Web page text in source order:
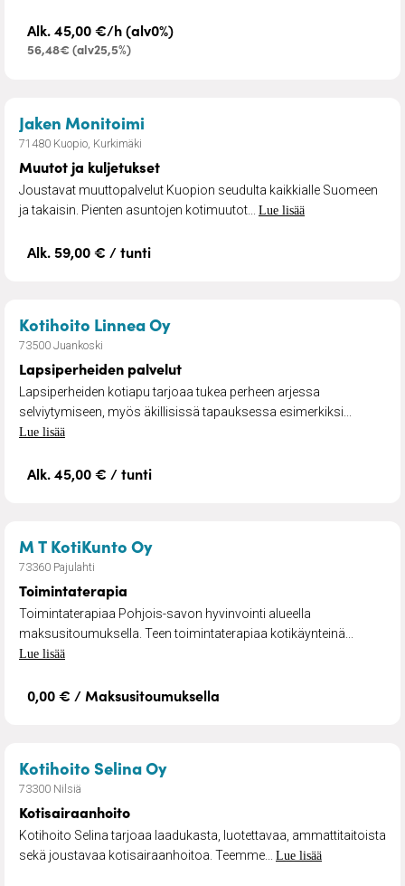
Alk. 45,00 €/h (alv0%)
56,48€ (alv25,5%)
Jaken Monitoimi
71480 Kuopio, Kurkimäki
Muutot ja kuljetukset
Joustavat muuttopalvelut Kuopion seudulta kaikkialle Suomeen
ja takaisin. Pienten asuntojen kotimuutot... Lue lisää
Alk. 59,00 € / tunti
Kotihoito Linnea Oy– Lapsiperheiden palvelut
73500 Juankoski
Lapsiperheiden palvelut
Lapsiperheiden kotiapu tarjoaa tukea perheen arjessa
selviytymiseen, myös äkillisissä tapauksessa esimerkiksi...
Lue lisää
Alk. 45,00 € / tunti
M T KotiKunto Oy– Toimintaterapia
73360 Pajulahti
Toimintaterapia
Toimintaterapiaa Pohjois-savon hyvinvointi alueella
maksusitoumuksella. Teen toimintaterapiaa kotikäynteinä...
Lue lisää
0,00 € / Maksusitoumuksella
Kotihoito Selina Oy– Kotisairaanhoito
73300 Nilsiä
Kotisairaanhoito
Kotihoito Selina tarjoaa laadukasta, luotettavaa, ammattitaitoista
sekä joustavaa kotisairaanhoitoa. Teemme... Lue lisää